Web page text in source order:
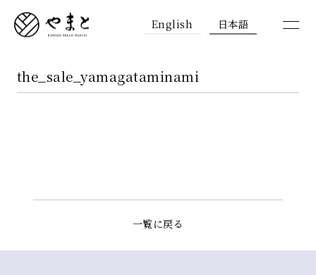
English 日本語
the_sale_yamagataminami
一覧に戻る